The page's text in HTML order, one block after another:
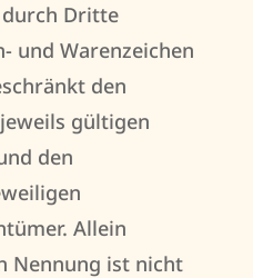
Dritte
und Warenzeichen
den
gültigen
den
Allein
Nennung ist nicht